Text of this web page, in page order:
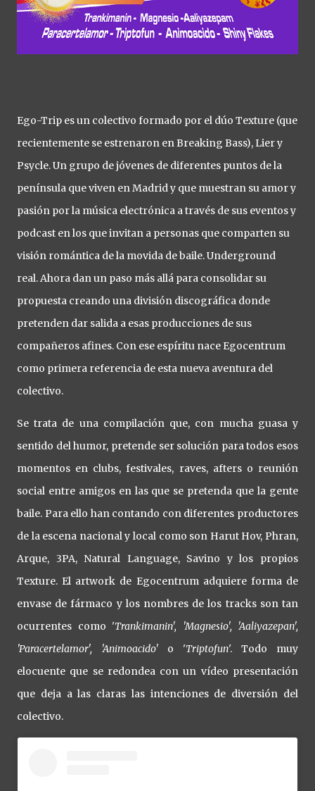
Ego-Trip es un colectivo formado por el dúo Texture (que
recientemente se estrenaron en Breaking Bass), Lier y
Psycle. Un grupo de jóvenes de diferentes puntos de la
península que viven en Madrid y que muestran su amor y
pasión por la música electrónica a través de sus eventos y
podcast en los que invitan a personas que comparten su
visión romántica de la movida de baile. Underground
real. Ahora dan un paso más allá para consolidar su
propuesta creando una división discográfica donde
pretenden dar salida a esas producciones de sus
compañeros afines. Con ese espíritu nace Egocentrum
como primera referencia de esta nueva aventura del
colectivo.
Se trata de una compilación que, con mucha guasa y
sentido del humor, pretende ser solución para todos esos
momentos en clubs, festivales, raves, afters o reunión
social entre amigos en las que se pretenda que la gente
baile. Para ello han contando con diferentes productores
de la escena nacional y local como son Harut Hov, Phran,
Arque, 3PA, Natural Language, Savino y los propios
Texture. El artwork de Egocentrum adquiere forma de
envase de fármaco y los nombres de los tracks son tan
ocurrentes como 'Trankimanin', 'Magnesio', 'Aaliyazepan',
'Paracertelamor', 'Animoacido' o 'Triptofun'. Todo muy
elocuente que se redondea con un vídeo presentación
que deja a las claras las intenciones de diversión del
colectivo.